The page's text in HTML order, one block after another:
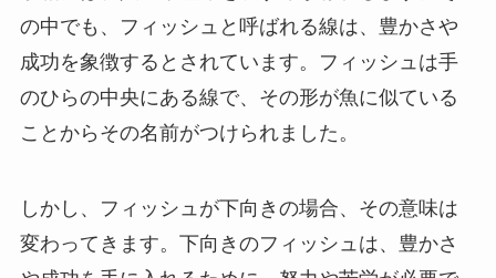
の中でも、フィッシュと呼ばれる線は、豊かさや
成功を象徴するとされています。フィッシュは手
のひらの中央にある線で、その形が魚に似ている
ことからその名前がつけられました。
しかし、フィッシュが下向きの場合、その意味は
変わってきます。下向きのフィッシュは、豊かさ